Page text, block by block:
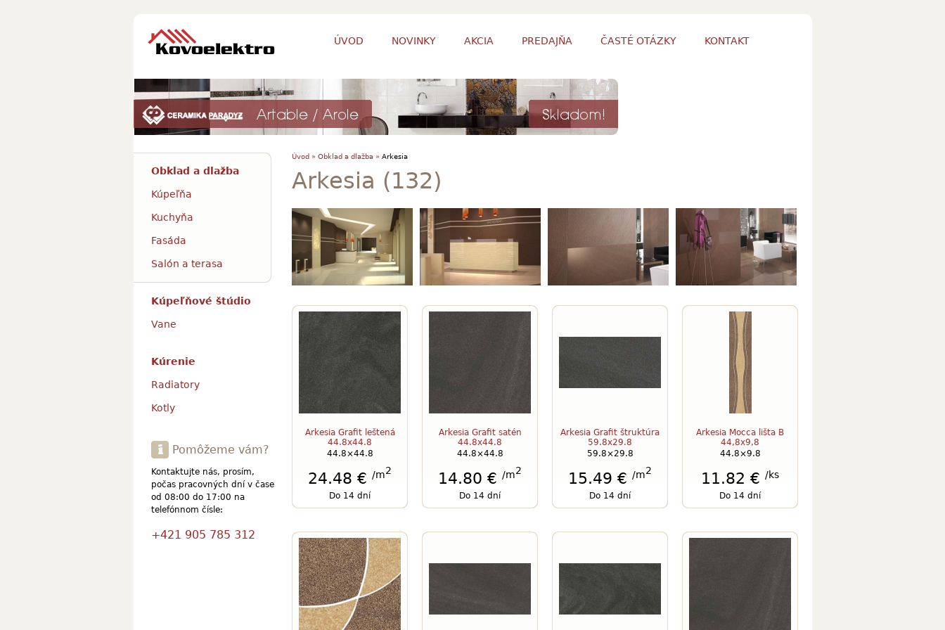
ÚVOD NOVINKY AKCIA PREDAJŇA ČASTÉ OTÁZKY KONTAKT
Úvod » Obklad a dlažba »Arkesia
Arkesia (132)
Arkesia Grafit leštená
44.8x44.8
44.8×44.8
24.48 € /m2
Do 14 dní
Arkesia Grafit satén
44.8x44.8
44.8×44.8
14.80 € /m2
Do 14 dní
Arkesia Grafit štruktúra
59.8x29.8
59.8×29.8
15.49 € /m2
Do 14 dní
Arkesia Mocca lišta B
44,8x9,8
44.8×9.8
11.82 € /ks
Do 14 dní
Obklad a dlažba
Kúpeľňa
Kuchyňa
Fasáda
Salón a terasa
Kúpeľňové štúdio
Vane
Kúrenie
Radiatory
Kotly
Pomôžeme vám?
Kontaktujte nás, prosím,
počas pracovných dní v čase
od 08:00 do 17:00 na
telefónnom čísle:
+421 905 785 312